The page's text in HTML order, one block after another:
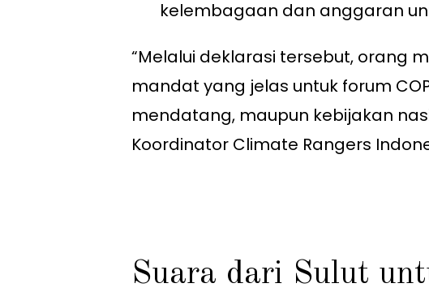
kelembagaan dan anggaran
“Melalui deklarasi tersebut, orang
mandat yang jelas untuk forum
mendatang, maupun kebijakan
Koordinator Climate Rangers
Suara dari Sulut